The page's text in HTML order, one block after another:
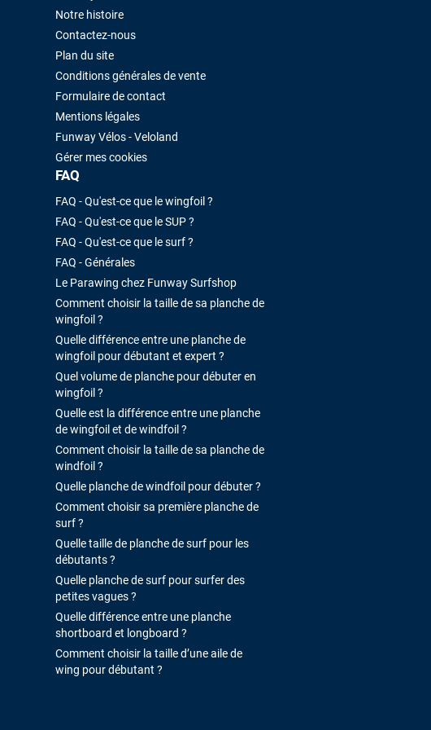
Notre histoire
Contactez-nous
Plan du site
Conditions générales de vente
Formulaire de contact
Mentions légales
Funway Vélos - Veloland
Gérer mes cookies
FAQ
FAQ - Qu'est-ce que le wingfoil ?
FAQ - Qu'est-ce que le SUP ?
FAQ - Qu'est-ce que le surf ?
FAQ - Générales
Le Parawing chez Funway Surfshop
Comment choisir la taille de sa planche de
wingfoil ?
Quelle différence entre une planche de
wingfoil pour débutant et expert ?
Quel volume de planche pour débuter en
wingfoil ?
Quelle est la différence entre une planche
de wingfoil et de windfoil ?
Comment choisir la taille de sa planche de
windfoil ?
Quelle planche de windfoil pour débuter ?
Comment choisir sa première planche de
surf ?
Quelle taille de planche de surf pour les
débutants ?
Quelle planche de surf pour surfer des
petites vagues ?
Quelle différence entre une planche
shortboard et longboard ?
Comment choisir la taille d’une aile de
wing pour débutant ?